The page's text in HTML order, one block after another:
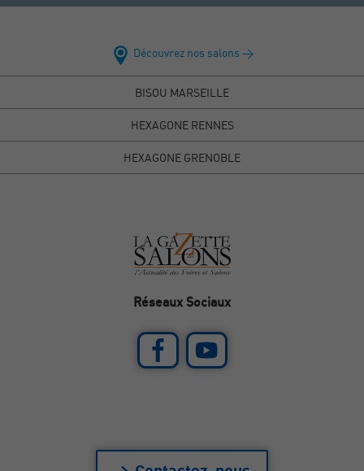
Découvrez nos salons >
BISOU MARSEILLE
HEXAGONE RENNES
HEXAGONE GRENOBLE
Réseaux Sociaux